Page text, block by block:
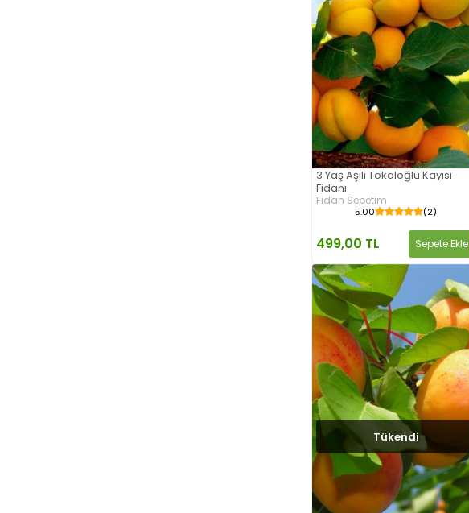
3 Yaş Aşılı Tokaloğlu Kayısı
Fidanı
Fidan Sepetim
5.00 (2)
499,00 TL Sepete Ekle
Tükendi